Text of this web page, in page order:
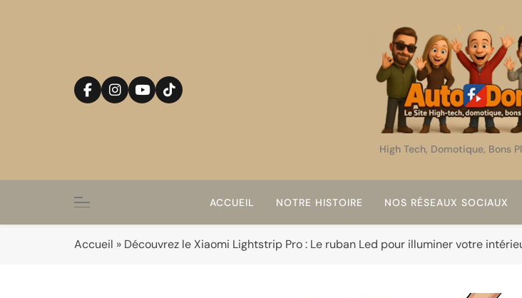
AutoDomo
High Tech, Domotique, Bons
ACCUEIL NOTRE HISTOIRE NOS RÉSEAUX SOCIAUX
Accueil » Découvrez le Xiaomi Lightstrip Pro : Le ruban Led pour illuminer votre